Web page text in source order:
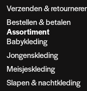
Verzenden &
Bestellen & betalen
Assortiment
Babykleding
Jongenskleding
Meisjeskleding
Slapen & nachtkleding